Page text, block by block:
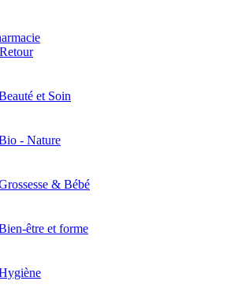
Retour
et Soin
- Nature
& Bébé
être et forme